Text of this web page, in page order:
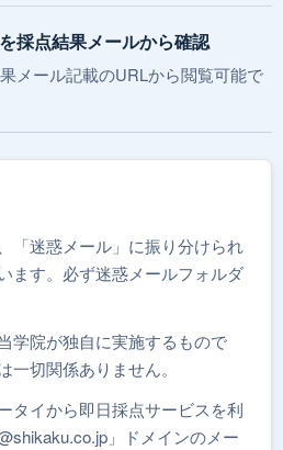
採点結果メールから確認
メール記載のURLから閲覧可能で
「迷惑メール」に振り分けられ
ます。必ず迷惑メールフォルダ
学院が独自に実施するもので
一切関係ありません。
タイから即日採点サービスを利
」ドメインのメー